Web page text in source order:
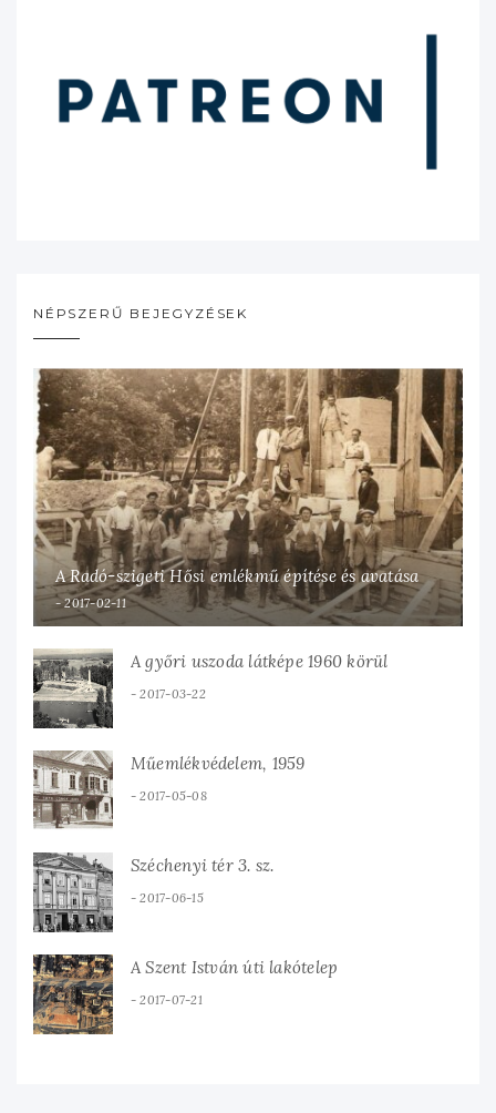
NÉPSZERŰ BEJEGYZÉSEK
A Radó-szigeti Hősi emlékmű építése és avatása
2017-02-11
A győri uszoda látképe 1960 körül
2017-03-22
Műemlékvédelem, 1959
2017-05-08
Széchenyi tér 3. sz.
2017-06-15
A Szent István úti lakótelep
2017-07-21